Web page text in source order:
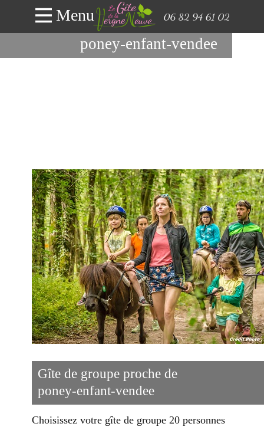
Menu
poney-enfant-vendee
poney-enfant-vendee
Gîte de groupe proche de
Choisissez votre gîte de groupe 20 personnes